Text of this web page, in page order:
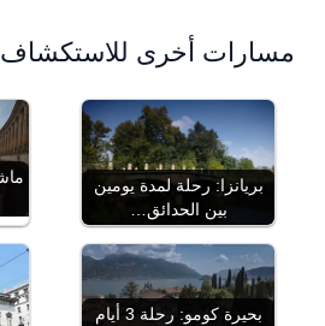
مسارات أخرى للاستكشاف
بريانزا: رحلة لمدة يومين
بين الحدائق…
بحيرة كومو: رحلة 3 أيام